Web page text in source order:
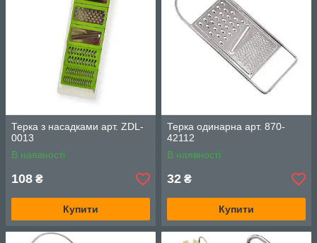
Терка з насадками арт. ZDL-
0013
В наявності
108 ₴
Купити
Терка одинарна арт. 870-
42112
В наявності
32 ₴
Купити